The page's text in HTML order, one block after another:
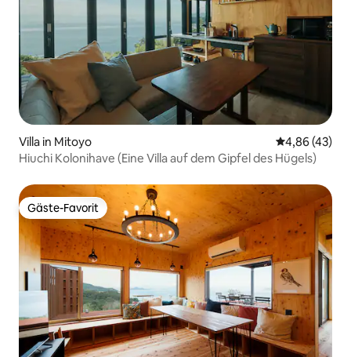
Villa in Mitoyo
4,86 (43)
Hiuchi Kolonihave (Eine Villa auf dem Gipfel des Hügels)
Gäste-Favorit
Gäste-Favorit